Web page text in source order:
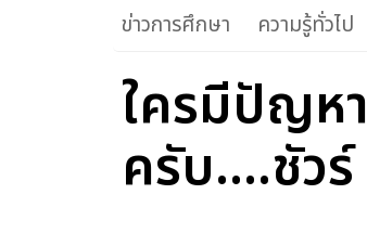
ข่าวการศึกษา ความรู้ทั่วไป
ใครมีปัญห
ครับ....ชัวร์